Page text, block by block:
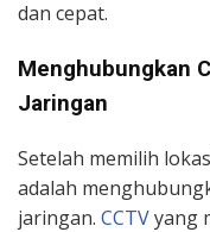
dan cepat.
Menghubungkan
Jaringan
Setelah memilih
adalah
jaringan. CCTVyang